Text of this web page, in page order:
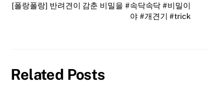
[폴랑폴랑] 반려견이 감춘 비밀을 #속닥속닥 #비밀이
야 #개견기 #trick
Related Posts